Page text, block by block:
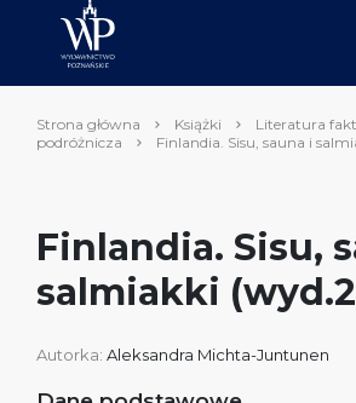
Strona główna Książki Literatura
podróżnicza
Finlandia. Sisu, sauna i
Finlandia. Sisu,
salmiakki
Autorka: Aleksandra Michta-Juntunen